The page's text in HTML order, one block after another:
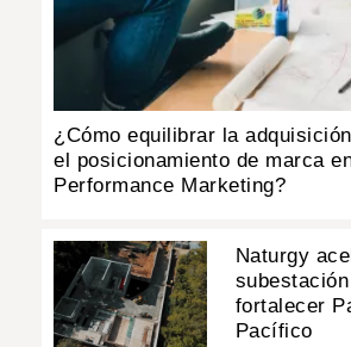
¿Cómo equilibrar la
el posicionamiento de marca
Performance Marketing?
Naturgy
fortalecer
Pacífico